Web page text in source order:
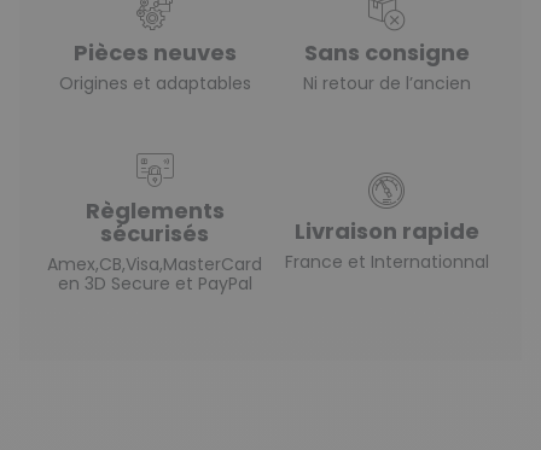
Pièces neuves
Origines et adaptables
Sans consigne
Ni retour de l’ancien
Règlements
sécurisés
Amex,CB,Visa,MasterCard
en 3D Secure et PayPal
Livraison rapide
France et Internationnal